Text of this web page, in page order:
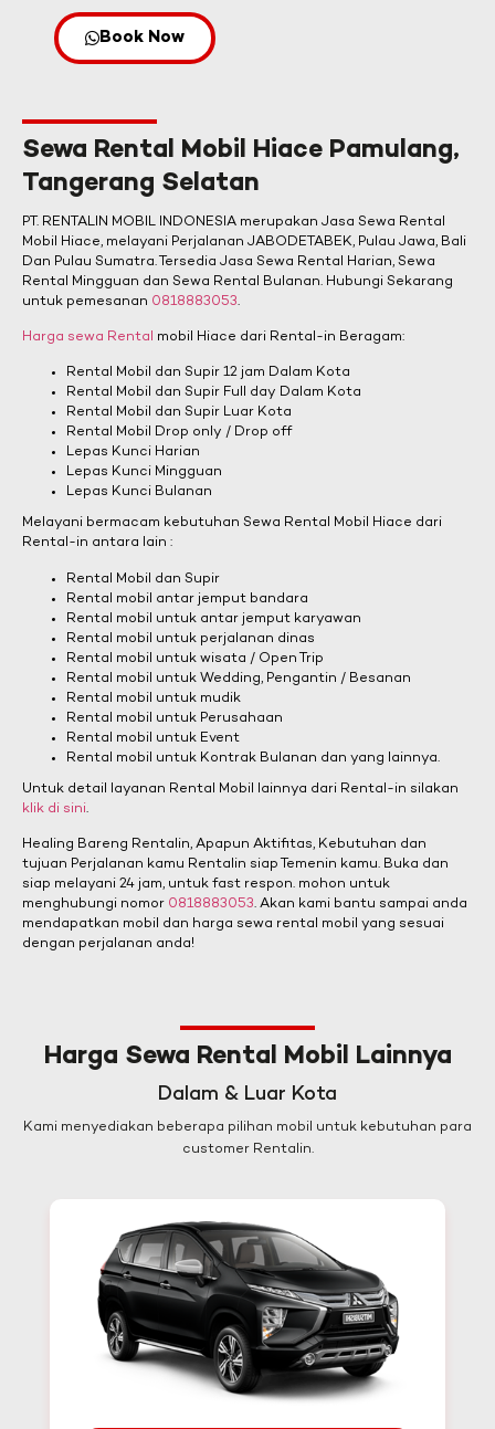
Book Now
Sewa Rental Mobil Hiace Pamulang,
Tangerang Selatan
PT. RENTALIN MOBIL INDONESIA merupakan Jasa Sewa Rental
Mobil Hiace, melayani Perjalanan JABODETABEK, Pulau Jawa, Bali
Dan Pulau Sumatra. Tersedia Jasa Sewa Rental Harian, Sewa
Rental Mingguan dan Sewa Rental Bulanan. Hubungi Sekarang
untuk pemesanan 0818883053.
Harga sewa Rental mobil Hiace dari Rental-in Beragam:
Rental Mobil dan Supir 12 jam Dalam Kota
Rental Mobil dan Supir Full day Dalam Kota
Rental Mobil dan Supir Luar Kota
Rental Mobil Drop only / Drop off
Lepas Kunci Harian
Lepas Kunci Mingguan
Lepas Kunci Bulanan
Melayani bermacam kebutuhan Sewa Rental Mobil Hiace dari
Rental-in antara lain :
Rental Mobil dan Supir
Rental mobil antar jemput bandara
Rental mobil untuk antar jemput karyawan
Rental mobil untuk perjalanan dinas
Rental mobil untuk wisata / Open Trip
Rental mobil untuk Wedding, Pengantin / Besanan
Rental mobil untuk mudik
Rental mobil untuk Perusahaan
Rental mobil untuk Event
Rental mobil untuk Kontrak Bulanan dan yang lainnya.
Untuk detail layanan Rental Mobil lainnya dari Rental-in silakan
klik di sini.
Healing Bareng Rentalin, Apapun Aktifitas, Kebutuhan dan
tujuan Perjalanan kamu Rentalin siap Temenin kamu. Buka dan
siap melayani 24 jam, untuk fast respon. mohon untuk
menghubungi nomor 0818883053. Akan kami bantu sampai anda
mendapatkan mobil dan harga sewa rental mobil yang sesuai
dengan perjalanan anda!
Harga Sewa Rental Mobil Lainnya
Dalam & Luar Kota
Kami menyediakan beberapa pilihan mobil untuk kebutuhan para
customer Rentalin.